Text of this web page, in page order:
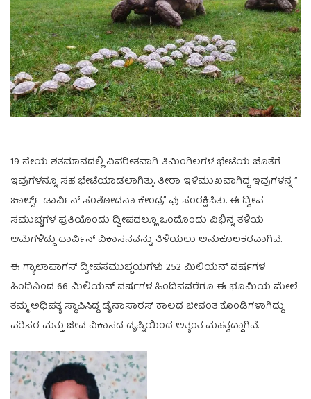
19 ನೇಯ ಶತಮಾನದಲ್ಲಿ ವಿಪರೀತವಾಗಿ ತಿಮಿಂಗಿಲಗಳ ಭೇಟೆಯ ಜೊತೆಗೆ
ಇವುಗಳನ್ನೂ ಸಹ ಭೇಟೆಯಾಡಲಾಗಿತ್ತು. ತೀರಾ ಇಳಿಮುಖವಾಗಿದ್ದ ಇವುಗಳನ್ನ ”
ಚಾರ್ಲ್ಸ್ ಡಾರ್ವಿನ್ ಸಂಶೋದನಾ ಕೇಂದ್ರ” ವು ಸಂರಕ್ಷಿಸಿತು. ಈ ದ್ವೀಪ
ಸಮುಚ್ಚಗಳ ಪ್ರತಿಯೊಂದು ದ್ವೀಪದಲ್ಲೂ ಒಂದೊಂದು ವಿಭಿನ್ನ ತಳಿಯ
ಆಮೆಗಳಿದ್ದು ಡಾರ್ವಿನ್ ವಿಕಾಸನವನ್ನು ತಿಳಿಯಲು ಅನುಕೂಲಕರವಾಗಿವೆ.
ಈ ಗ್ಯಾಲಾಪಾಗಸ್ ದ್ವೀಪಸಮುಚ್ಚಯಗಳು 252 ಮಿಲಿಯನ್ ವರ್ಷಗಳ
ಹಿಂದಿನಿಂದ 66 ಮಿಲಿಯನ್ ವರ್ಷಗಳ ಹಿಂದಿನವರೆಗೂ ಈ ಭೂಮಿಯ ಮೇಲೆ
ತಮ್ಮ ಅಧಿಪತ್ಯ ಸ್ಥಾಪಿಸಿದ್ದ ಡೈನಾಸಾರಸ್ ಕಾಲದ ಜೀವಂತ ಕೊಂಡಿಗಳಾಗಿದ್ದು
ಪರಿಸರ ಮತ್ತು ಜೀವ ವಿಕಾಸದ ದೃಷ್ಟಿಯಿಂದ ಅತ್ಯಂತ ಮಹತ್ವದ್ದಾಗಿವೆ.